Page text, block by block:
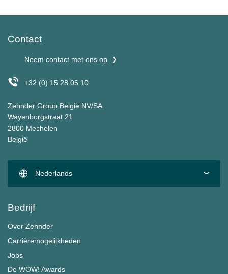
Contact
Neem contact met ons op
+32 (0) 15 28 05 10
Zehnder Group België NV/SA
Wayenborgstraat 21
2800 Mechelen
België
Nederlands
Bedrijf
Over Zehnder
Carrièremogelijkheden
Jobs
De WOW! Awards